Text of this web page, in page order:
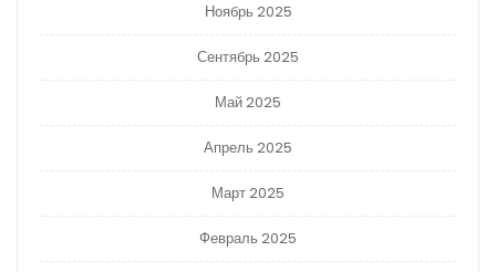
Ноябрь 2025
Сентябрь 2025
Май 2025
Апрель 2025
Март 2025
Февраль 2025